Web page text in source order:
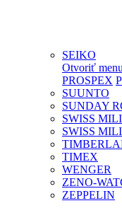
SEIKO
Otvoriť menu
PROSPEX
SUUNTO
SUNDAY
SWISS
SWISS
TIMEX
WENGER
ZENO-
ZEPPELIN